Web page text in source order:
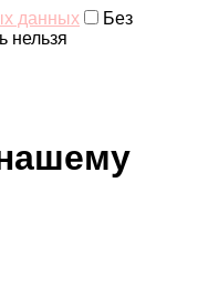
данных
Без
нельзя